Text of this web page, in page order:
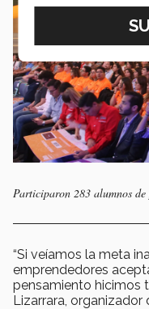
Participaron 283 alumnos de
“Si veíamos la meta
emprendedores
pensamiento hicimos
Lizarrara, organizador